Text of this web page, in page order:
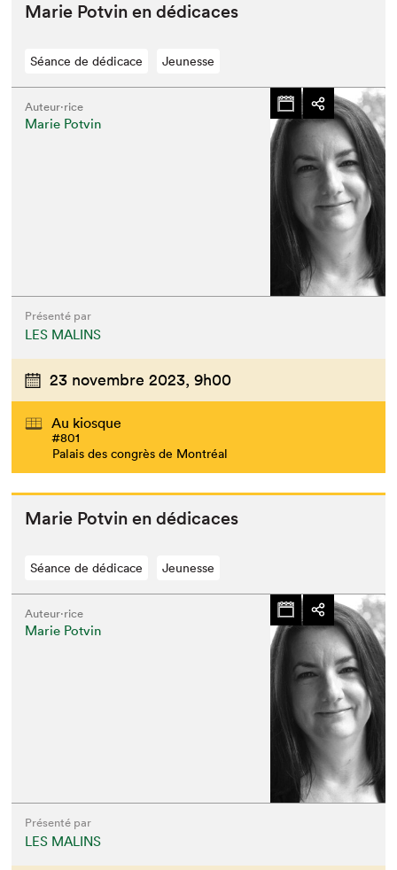
Marie Potvin en dédicaces
Séance de dédicace Jeunesse
Auteur·rice
Marie Potvin
Présenté par
LES MALINS
23 novembre 2023, 9h00
Au kiosque
#801
Palais des congrès de Montréal
Marie Potvin en dédicaces
Séance de dédicace Jeunesse
Auteur·rice
Marie Potvin
Présenté par
LES MALINS